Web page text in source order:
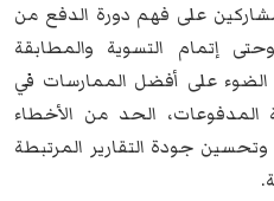
على فهم دورة الدفع من
إتمام التسوية والمطابقة
على أفضل الممارسات في
المدفوعات، الحد من الأخطاء
وتحسين جودة التقارير المرتبطة